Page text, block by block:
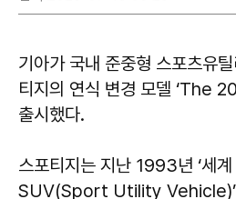
기아가 국내 준중형 스포츠유
티지의 연식 변경 모델 ‘The
출시했다.
스포티지는 지난 1993년 ‘세
SUV(Sport Utility Vehicle)’